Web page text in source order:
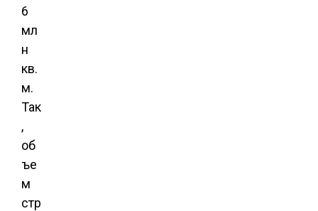
6
мл
н
кв.
м.
Так
,
об
ъе
м
стр